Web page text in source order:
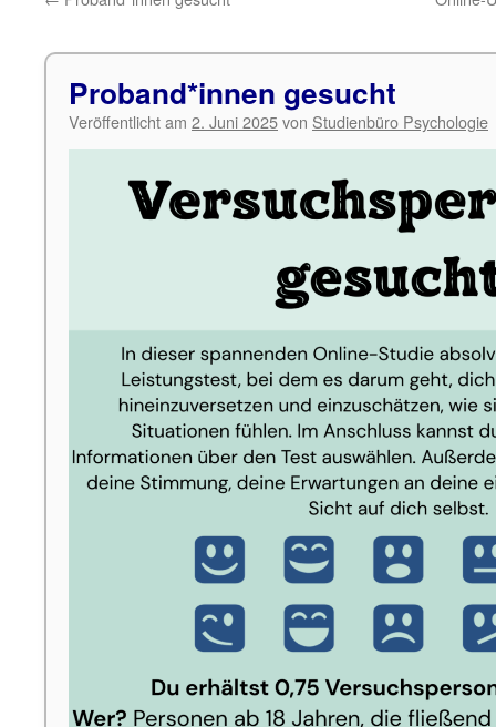
Proband*innen gesucht
Veröffentlicht am 2. Juni 2025von Studienbüro Psychologie